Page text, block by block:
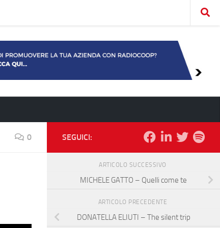
0 SEGUICI:
ARTICOLO SUCCESSIVO
MICHELE GATTO – Quelli come te
ARTICOLO PRECEDENTE
DONATELLA ELIUTI – The silent trip